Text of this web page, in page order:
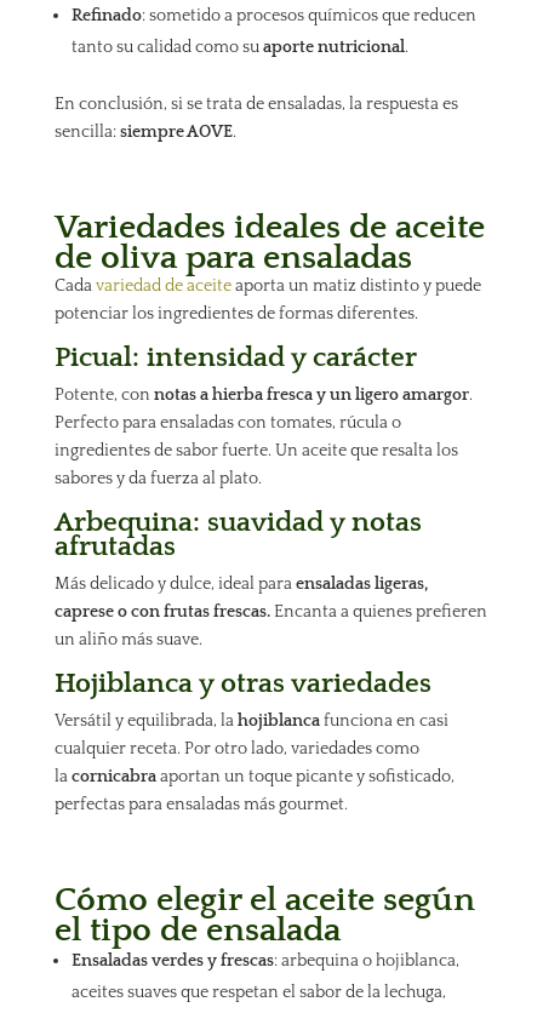
Refinado: sometido a procesos químicos que reducen
tanto su calidad como suaporte nutricional.
En conclusión, si se trata de ensaladas, la respuesta es
sencilla:siempre AOVE.
Variedades ideales de aceite
de oliva para ensaladas
Cadavariedad de aceiteaporta un matiz distinto y puede
potenciar los ingredientes de formas diferentes.
Picual: intensidad y carácter
Potente, con notas a hierba fresca y un ligero amargor.
Perfecto para ensaladas con tomates, rúcula o
ingredientes de sabor fuerte. Un aceite que resalta los
sabores y da fuerza al plato.
Arbequina: suavidad y notas
afrutadas
Más delicado y dulce, ideal paraensaladas ligeras,
caprese o con frutas frescas.Encanta a quienes prefieren
un aliño más suave.
Hojiblanca y otras variedades
Versátil y equilibrada, lahojiblancafunciona en casi
cualquier receta. Por otro lado, variedades como
lacornicabraaportan un toque picante y sofisticado,
perfectas para ensaladas más gourmet.
Cómo elegir el aceite según
el tipo de ensalada
Ensaladas verdes y frescas: arbequina o hojiblanca,
aceites suaves que respetan el sabor de la lechuga,